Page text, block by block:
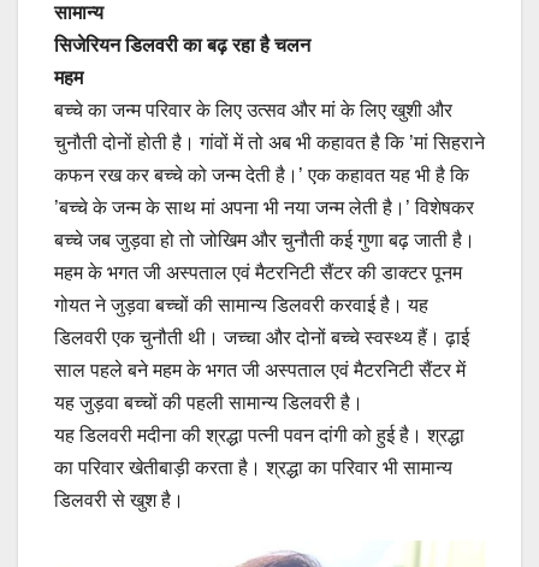
सामान्य
सिजेरियन डिलवरी का बढ़ रहा है चलन
महम
बच्चे का जन्म परिवार के लिए उत्सव और मां के लिए खुशी और
चुनौती दोनों होती है। गांवों में तो अब भी कहावत है कि ’मां सिहराने
कफन रख कर बच्चे को जन्म देती है।’ एक कहावत यह भी है कि
’बच्चे के जन्म के साथ मां अपना भी नया जन्म लेती है।’ विशेषकर
बच्चे जब जुड़वा हो तो जोखिम और चुनौती कई गुणा बढ़ जाती है।
महम के भगत जी अस्पताल एवं मैटरनिटी सैंटर की डाक्टर पूनम
गोयत ने जुड़वा बच्चों की सामान्य डिलवरी करवाई है। यह
डिलवरी एक चुनौती थी। जच्चा और दोनों बच्चे स्वस्थ्य हैं। ढ़ाई
साल पहले बने महम के भगत जी अस्पताल एवं मैटरनिटी सैंटर में
यह जुड़वा बच्चों की पहली सामान्य डिलवरी है।
यह डिलवरी मदीना की श्रद्धा पत्नी पवन दांगी को हुई है। श्रद्धा
का परिवार खेतीबाड़ी करता है। श्रद्धा का परिवार भी सामान्य
डिलवरी से खुश है।